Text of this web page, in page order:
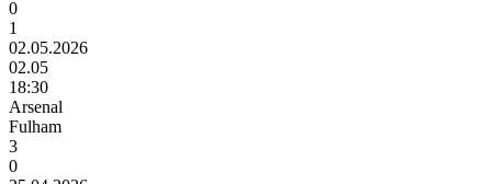
0
1
02.05.2026
02.05
18:30
Arsenal
Fulham
3
0